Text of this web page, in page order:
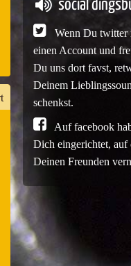
social
Wenn Du twitter
einen Account und
Du uns dort favst,
Deinem
schenkst.
Auf facebook
Dich eingerichtet,
Deinen Freunden